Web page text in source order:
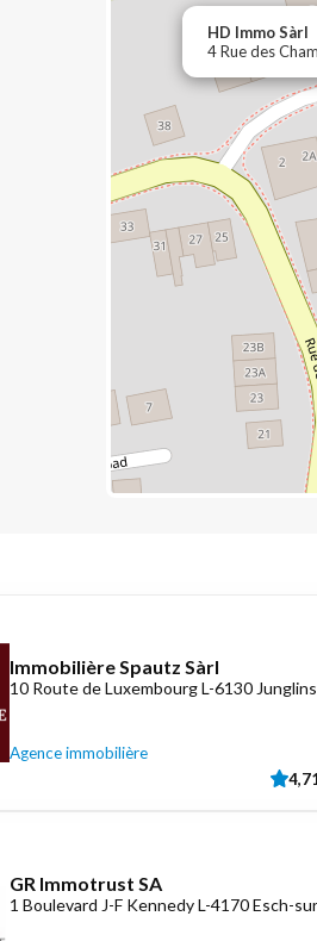
HD Immo Sàrl
4 Rue des
Immobilière Spautz Sàrl
10 Route de Luxembourg L-6130
Agence immobilière
GR Immotrust SA
1 Boulevard J-F Kennedy L-4170 Esch-